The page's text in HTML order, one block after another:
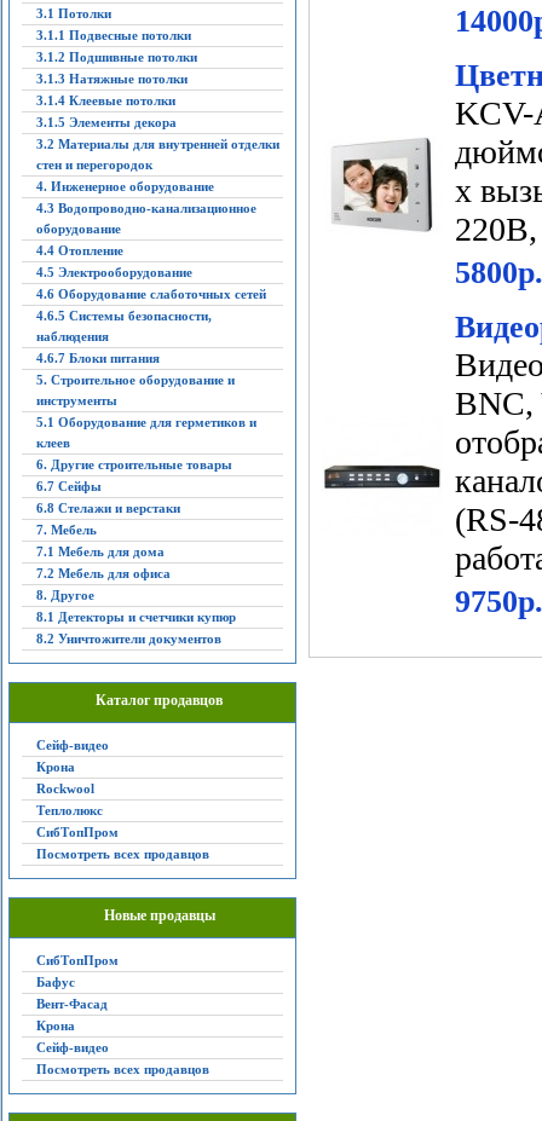
3.1 Потолки
3.1.1 Подвесные потолки
3.1.2 Подшивные потолки
3.1.3 Натяжные потолки
3.1.4 Клеевые потолки
3.1.5 Элементы декора
3.2 Материалы для внутренней отделки
стен и перегородок
4. Инженерное оборудование
4.3 Водопроводно-канализационное
оборудование
4.4 Отопление
4.5 Электрооборудование
4.6 Оборудование слаботочных сетей
4.6.5 Системы безопасности,
наблюдения
4.6.7 Блоки питания
5. Строительное оборудование и
инструменты
5.1 Оборудование для герметиков и
клеев
6. Другие строительные товары
6.7 Сейфы
6.8 Стелажи и верстаки
7. Мебель
7.1 Мебель для дома
7.2 Мебель для офиса
8. Другое
8.1 Детекторы и счетчики купюр
8.2 Уничтожители документов
Каталог продавцов
Сейф-видео
Крона
Rockwool
Теплолюкс
СибТопПром
Посмотреть всех продавцов
Новые продавцы
СибТопПром
Бафус
Вент-Фасад
Крона
Сейф-видео
Посмотреть всех продавцов
KCV-
х
5800р.
BNC,
(RS-
9750р.